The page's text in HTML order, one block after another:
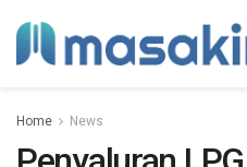
Home News